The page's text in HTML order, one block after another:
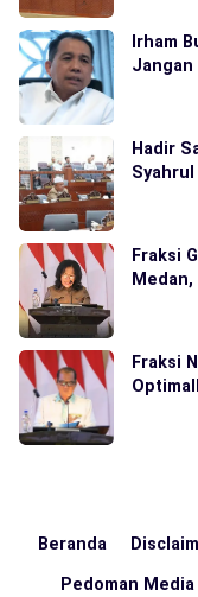
Irham
Jangan
Hadir
Syahrul
Fraksi
Fraksi
Beranda
Pedoman